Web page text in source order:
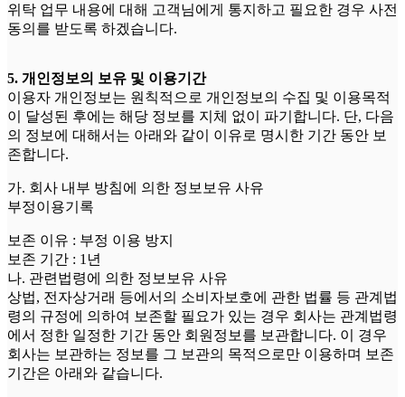
위탁 업무 내용에 대해 고객님에게 통지하고 필요한 경우 사전
동의를 받도록 하겠습니다.
5. 개인정보의 보유 및 이용기간
이용자 개인정보는 원칙적으로 개인정보의 수집 및 이용목적
이 달성된 후에는 해당 정보를 지체 없이 파기합니다. 단, 다음
의 정보에 대해서는 아래와 같이 이유로 명시한 기간 동안 보
존합니다.
가. 회사 내부 방침에 의한 정보보유 사유
부정이용기록
보존 이유 : 부정 이용 방지
보존 기간 : 1년
나. 관련법령에 의한 정보보유 사유
상법, 전자상거래 등에서의 소비자보호에 관한 법률 등 관계법
령의 규정에 의하여 보존할 필요가 있는 경우 회사는 관계법령
에서 정한 일정한 기간 동안 회원정보를 보관합니다. 이 경우
회사는 보관하는 정보를 그 보관의 목적으로만 이용하며 보존
기간은 아래와 같습니다.